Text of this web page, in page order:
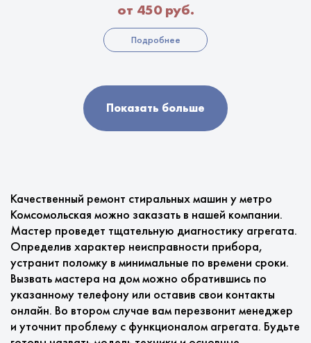
от 450 руб.
Подробнее
Показать больше
Качественный ремонт стиральных машин у метро
Комсомольская можно заказать в нашей компании.
Мастер проведет тщательную диагностику агрегата.
Определив характер неисправности прибора,
устранит поломку в минимальные по времени сроки.
Вызвать мастера на дом можно обратившись по
указанному телефону или оставив свои контакты
онлайн. Во втором случае вам перезвонит менеджер
и уточнит проблему с функционалом агрегата. Будьте